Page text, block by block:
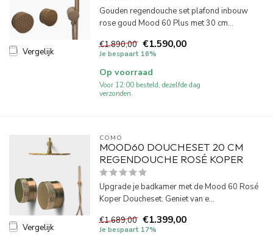
Vergelijk
Gouden regendouche set plafond inbouw
rose goud Mood 60 Plus met 30 cm...
€1.890,00 €1.590,00
Je bespaart 16%
Op voorraad
Voor 12:00 besteld, dezelfde dag
verzonden.
Vergelijk
COMO
MOOD60 DOUCHESET 20 CM
REGENDOUCHE ROSÉ KOPER
Upgrade je badkamer met de Mood 60 Rosé
Koper Doucheset. Geniet van e...
€1.689,00 €1.399,00
Je bespaart 17%